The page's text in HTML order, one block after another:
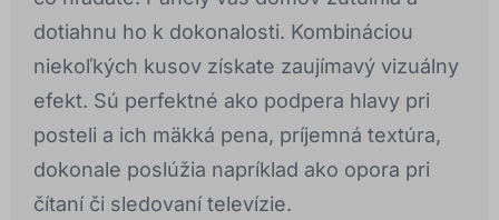
dotiahnu ho k dokonalosti. Kombináciou
niekoľkých kusov získate zaujímavý vizuálny
efekt. Sú perfektné ako podpera hlavy pri
posteli a ich mäkká pena, príjemná textúra,
dokonale poslúžia napríklad ako opora pri
čítaní či sledovaní televízie.